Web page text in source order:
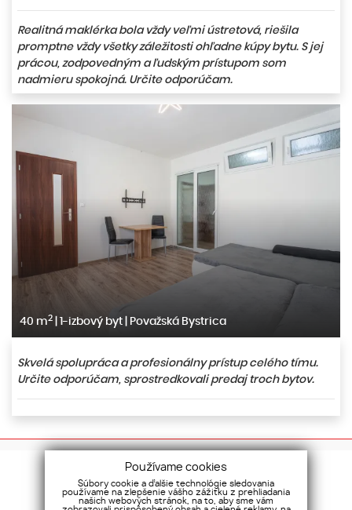
Realitná maklérka bola vždy veľmi ústretová, riešila
promptne vždy všetky záležitosti ohľadne kúpy bytu. S jej
prácou, zodpovedným a ľudským prístupom som
nadmieru spokojná. Určite odporúčam.
40 m2 |1-izbový byt| Považská Bystrica
Skvelá spolupráca a profesionálny prístup celého tímu.
Určite odporúčam, sprostredkovali predaj troch bytov.
Používame cookies
Súbory cookie a ďalšie technológie sledovania
používame na zlepšenie vášho zážitku z prehliadania
našich webových stránok, na to, aby sme vám